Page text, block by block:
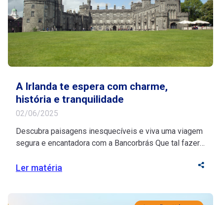
A Irlanda te espera com charme,
história e tranquilidade
02/06/2025
Descubra paisagens inesquecíveis e viva uma viagem
segura e encantadora com a Bancorbrás Que tal fazer
Irlanda com tranquilidade e inspiração? Se você está
deslumbrantes. Fonte de inspiração para artistas, […]
Ler matéria